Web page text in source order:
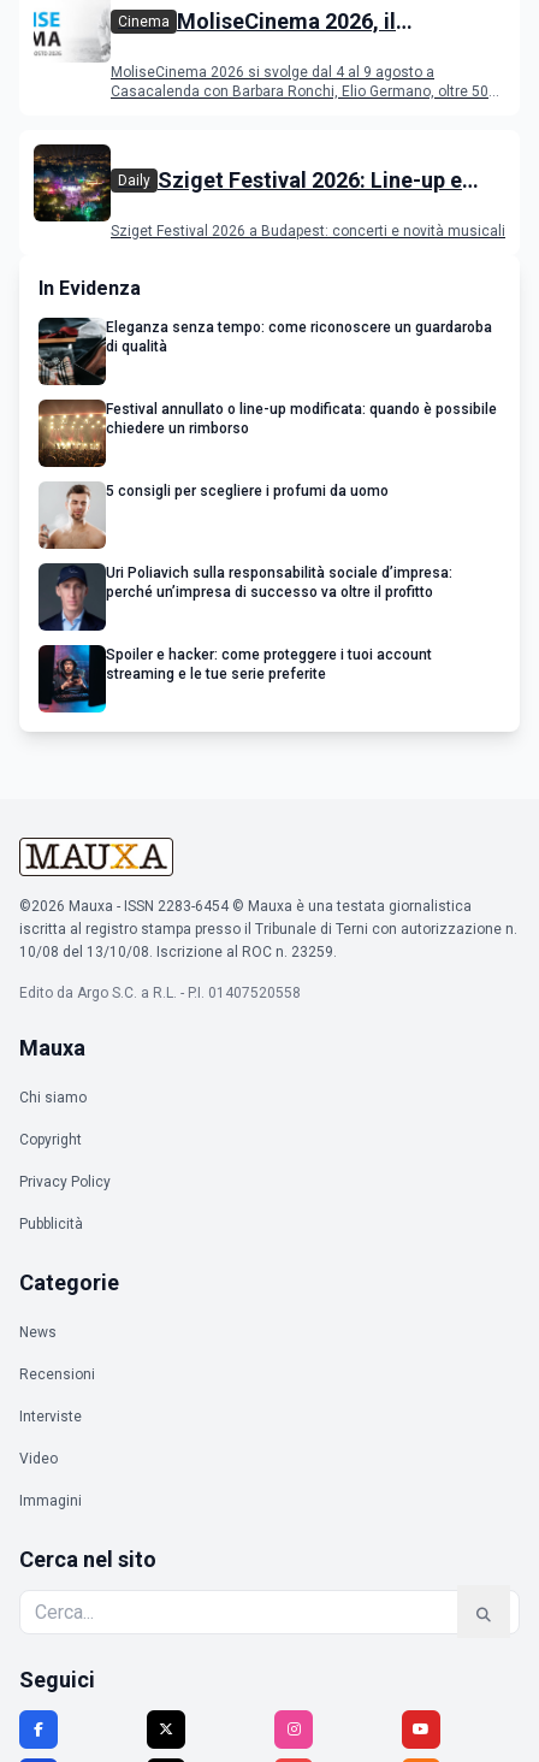
Cinema MoliseCinema 2026, il
MoliseCinema 2026 si svolge dal 4 al 9 agosto a
Casacalenda con Barbara Ronchi, Elio Germano, oltre 50
Daily Sziget Festival 2026: Line-up e
Sziget Festival 2026 a Budapest: concerti e novità musicali
In Evidenza
Eleganza senza tempo: come riconoscere un guardaroba
di qualità
Festival annullato o line-up modificata: quando è possibile
chiedere un rimborso
5 consigli per scegliere i profumi da uomo
Uri Poliavich sulla responsabilità sociale d’impresa:
perché un’impresa di successo va oltre il profitto
Spoiler e hacker: come proteggere i tuoi account
streaming e le tue serie preferite
©2026 Mauxa - ISSN 2283-6454 © Mauxa è una testata giornalistica
iscritta al registro stampa presso il Tribunale di Terni con autorizzazione n.
10/08 del 13/10/08. Iscrizione al ROC n. 23259.
Edito da Argo S.C. a R.L. - P.I. 01407520558
Mauxa
Chi siamo
Copyright
Privacy Policy
Pubblicità
Categorie
News
Recensioni
Interviste
Video
Immagini
Cerca nel sito
Seguici